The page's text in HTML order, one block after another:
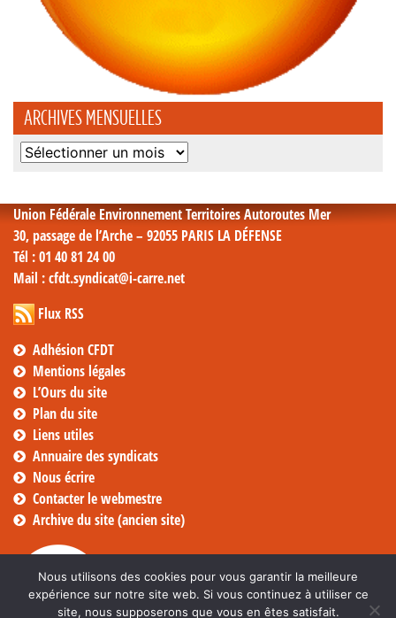
ARCHIVES MENSUELLES
Archives
Union Fédérale Environnement Territoires Autoroutes Mer
30, passage de l’Arche – 92055 PARIS LA DÉFENSE
Tél : 01 40 81 24 00
Mail : cfdt.syndicat@i-carre.net
Flux RSS
Adhésion CFDT
Mentions légales
L’Ours du site
Plan du site
Liens utiles
Annuaire des syndicats
Nous écrire
Contacter le webmestre
Archive du site (ancien site)
Nous utilisons des cookies pour vous garantir la meilleure
expérience sur notre site web. Si vous continuez à utiliser ce
site, nous supposerons que vous en êtes satisfait.